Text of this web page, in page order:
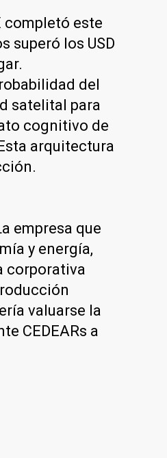
completó este
superó los USD
del
satelital para
cognitivo de
arquitectura
empresa que
y energía,
corporativa
valuarse la
CEDEARs a